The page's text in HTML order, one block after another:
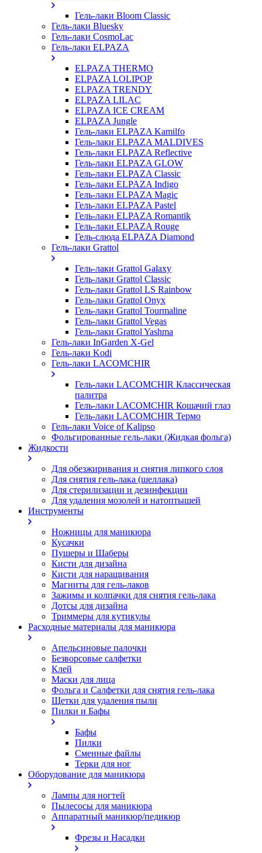
Гель-лаки Bloom Classic
Гель-лаки Bluesky
Гель-лаки CosmoLac
Гель-лаки ELPAZA
ELPAZA THERMO
ELPAZA LOLIPOP
ELPAZA TRENDY
ELPAZA LILAC
ELPAZA IСE CREAM
ELPAZA Jungle
Гель-лаки ELPAZA Kamilfo
Гель-лаки ELPAZA MALDIVES
Гель-лаки ELPAZA Reflective
Гель-лаки ELPAZA GLOW
Гель-лаки ELPAZA Classic
Гель-лаки ELPAZA Indigo
Гель-лаки ELPAZA Magic
Гель-лаки ELPAZA Pastel
Гель-лаки ELPAZA Romantik
Гель-лаки ELPAZA Rouge
Гель-слюда ELPAZA Diamond
Гель-лаки Grattol
Гель-лаки Grattol Galaxy
Гель-лаки Grattol Classic
Гель-лаки Grattol LS Rainbow
Гель-лаки Grattol Onyx
Гель-лаки Grattol Tourmaline
Гель-лаки Grattol Vegas
Гель-лаки Grattol Yashma
Гель-лаки InGarden X-Gel
Гель-лаки Kodi
Гель-лаки LACOMCHIR
Гель-лаки LACOMCHIR Классическая
палитра
Гель-лаки LACOMCHIR Кошачий глаз
Гель-лаки LACOMCHIR Термо
Гель-лаки Voice of Kalipso
Фольгированные гель-лаки (Жидкая фольга)
Жидкости
Для обезжиривания и снятия липкого слоя
Для снятия гель-лака (шеллака)
Для стерилизации и дезинфекции
Для удаления мозолей и натоптышей
Инструменты
Ножницы для маникюра
Кусачки
Пушеры и Шаберы
Кисти для дизайна
Кисти для наращивания
Магниты для гель-лаков
Зажимы и колпачки для снятия гель-лака
Дотсы для дизайна
Триммеры для кутикулы
Расходные материалы для маникюра
Апельсиновые палочки
Безворсовые салфетки
Клей
Маски для лица
Фольга и Салфетки для снятия гель-лака
Щетки для удаления пыли
Пилки и Бафы
Бафы
Пилки
Сменные файлы
Терки для ног
Оборудование для маникюра
Лампы для ногтей
Пылесосы для маникюра
Аппаратный маникюр/педикюр
Фрезы и Насадки